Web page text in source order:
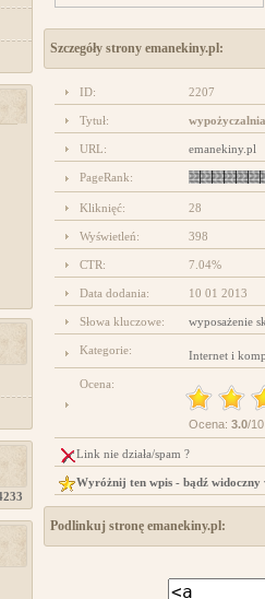
www.ministerstwogadzetow.com
Szczegóły strony emanekiny.pl:
ID: 2207
Tytuł:
URL: emanekiny.pl
PageRank:
Kliknięć: 28
Wyświetleń: 398
CTR: 7.04%
Data dodania: 10 01 2013
Słowa kluczowe: wyposażenie
Kategorie: Internet i
Ocena:
Ocena: 3.0/
Link nie działa/spam ?
Wyróżnij ten wpis - bądź
Podlinkuj stronę emanekiny.pl: